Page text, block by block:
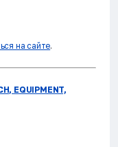
на сайте.
EQUIPMENT,